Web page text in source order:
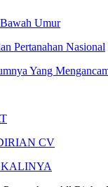
Umur
Pertanahan Nasional
Yang
CV